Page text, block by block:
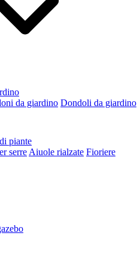
da giardino Dondoli da giardino
piante
serre Aiuole rialzate Fioriere